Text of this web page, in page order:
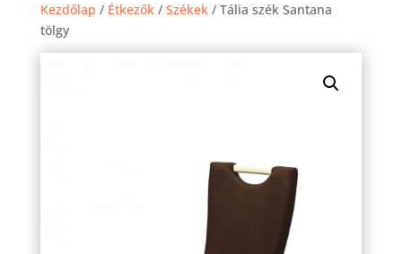
Kezdőlap / Étkezők/ Székek/ Tália szék Santana
tölgy